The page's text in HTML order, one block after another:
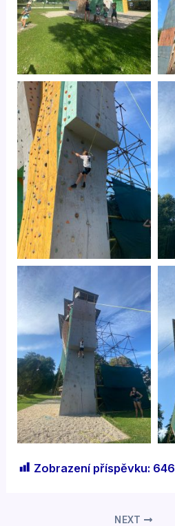
Zobrazení příspěvku: 646
NEXT